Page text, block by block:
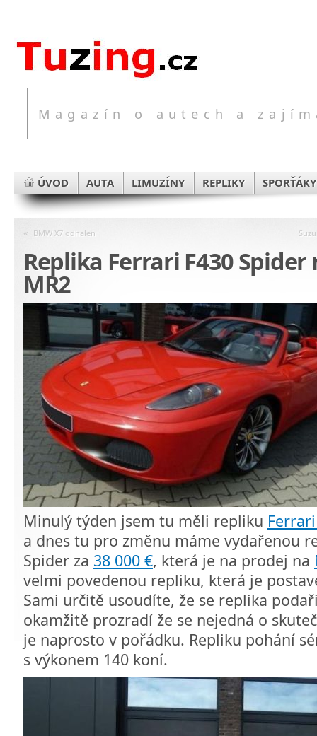
Magazín o autech a
ÚVOD AUTA LIMUZÍNY REPLIKY SPORŤÁKY
« BMW X7 odhalen
Replika Ferrari F430 Spider
MR2
Minulý týden jsem tu měli repliku
a dnes tu pro změnu máme vydařenou
Spider za 38 000 €, která je na prodej na
velmi povedenou repliku, která je
Sami určitě usoudíte, že se replika
okamžitě prozradí že se nejedná o
je naprosto v pořádku. Repliku pohání
s výkonem 140 koní.